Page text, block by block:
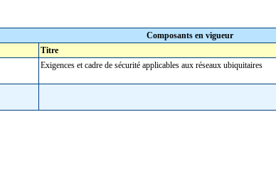
Composants en vigueur
Titre
Exigences et cadre de sécurité applicables aux réseaux ubiquitaires